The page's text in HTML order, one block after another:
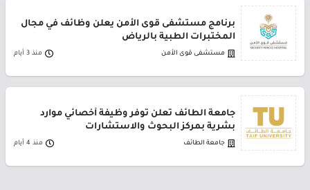
برنامج مستشفى قوى الأمن يعلن وظائف في مجال
المختبرات الطبية بالرياض
مستشفى قوى الأمن منذ 3 أيام
جامعة الطائف تعلن توفر وظيفة أخصائي موارد
بشرية بمركز البحوث والاستشارات
جامعة الطائف منذ 4 أيام